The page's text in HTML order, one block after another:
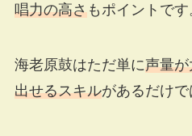
唱力の高さもポイントです
海老原鼓はただ単に声量
出せるスキルがあるだけで